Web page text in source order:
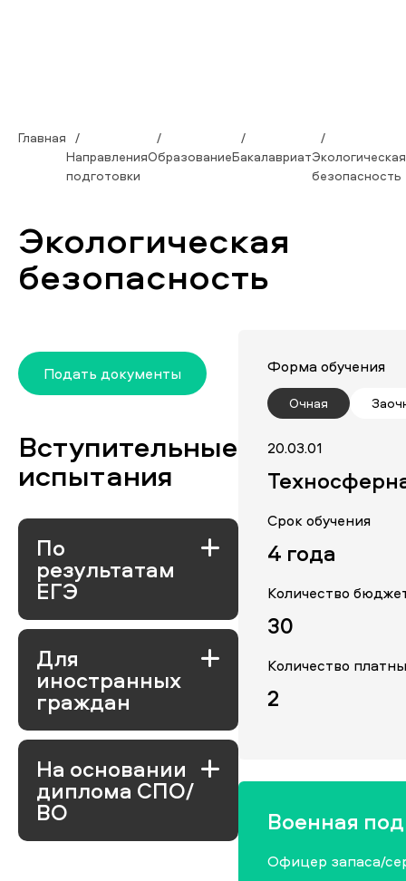
Главная
Направления
подготовки
ОбразованиеБакалавриатЭкологическая
безопасность
Экологическая
безопасность
Подать документы
Вступительные
испытания
По
результатам
ЕГЭ
Для
иностранных
граждан
На основании
диплома СПО/
ВО
Форма обучения
Очная
20.03.01
Срок обучения
4 года
Количество
30
Количество
2
Военная
Офицер запаса/